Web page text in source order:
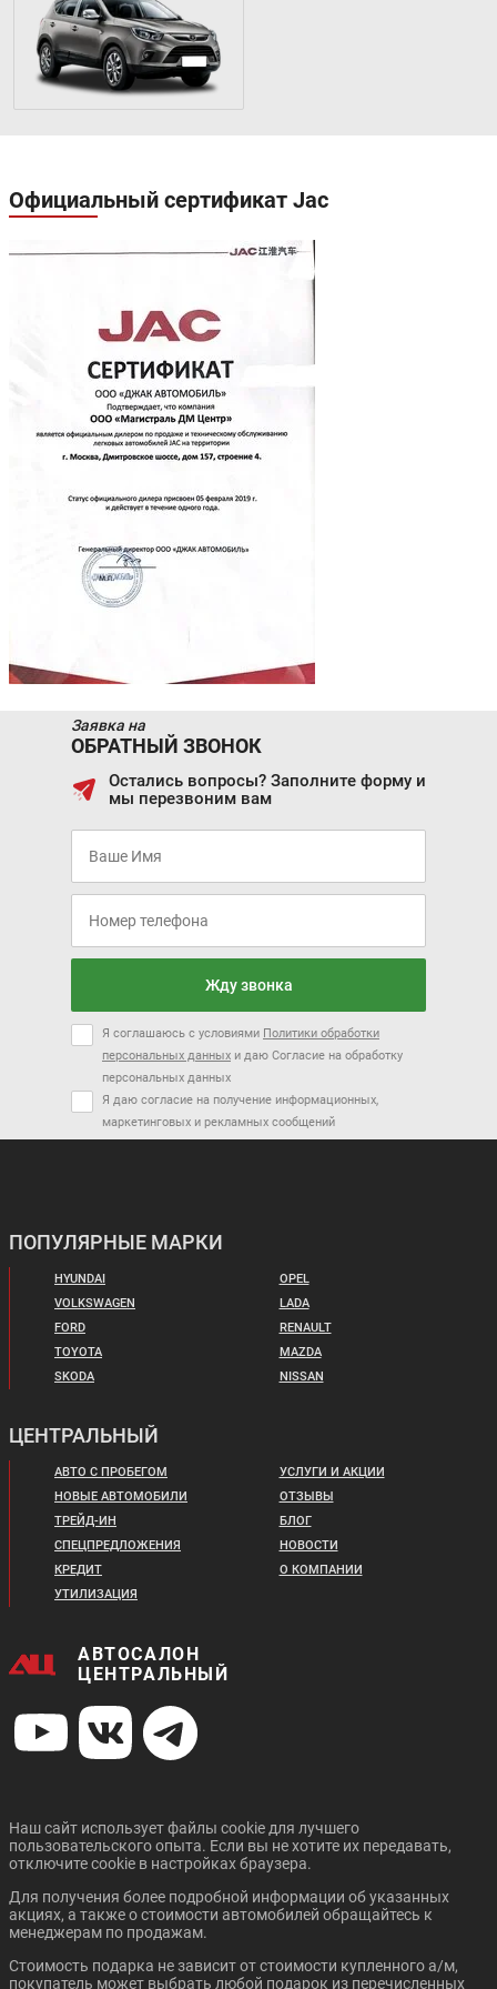
Официальный сертификат Jac
Заявка на
ОБРАТНЫЙ ЗВОНОК
Остались вопросы? Заполните форму и
мы перезвоним вам
Жду звонка
Я соглашаюсь с условиями Политики обработки
персональных данных и даю Согласие на обработку
персональных данных
Я даю согласие на получение информационных,
маркетинговых и рекламных сообщений
ПОПУЛЯРНЫЕ МАРКИ
HYUNDAI
VOLKSWAGEN
FORD
TOYOTA
SKODA
OPEL
LADA
RENAULT
MAZDA
NISSAN
ЦЕНТРАЛЬНЫЙ
АВТО С ПРОБЕГОМ
НОВЫЕ АВТОМОБИЛИ
ТРЕЙД-ИН
СПЕЦПРЕДЛОЖЕНИЯ
КРЕДИТ
УТИЛИЗАЦИЯ
УСЛУГИ И АКЦИИ
ОТЗЫВЫ
БЛОГ
НОВОСТИ
О КОМПАНИИ
АВТОСАЛОН
ЦЕНТРАЛЬНЫЙ
Наш сайт использует файлы cookie для лучшего
пользовательского опыта. Если вы не хотите их передавать,
отключите cookie в настройках браузера.
Для получения более подробной информации об указанных
акциях, а также о стоимости автомобилей обращайтесь к
менеджерам по продажам.
Стоимость подарка не зависит от стоимости купленного а/м,
покупатель может выбрать любой подарок из перечисленных